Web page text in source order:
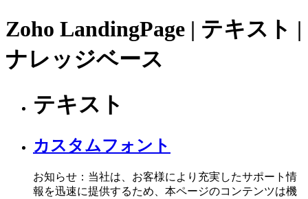
Zoho LandingPage | テキスト |
ナレッジベース
テキスト
カスタムフォント
お知らせ：当社は、お客様により充実したサポート情
報を迅速に提供するため、本ページのコンテンツは機